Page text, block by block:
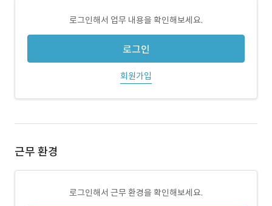
로그인해서 업무 내용을 확인해보세요.
로그인
회원가입
근무 환경
로그인해서 근무 환경을 확인해보세요.